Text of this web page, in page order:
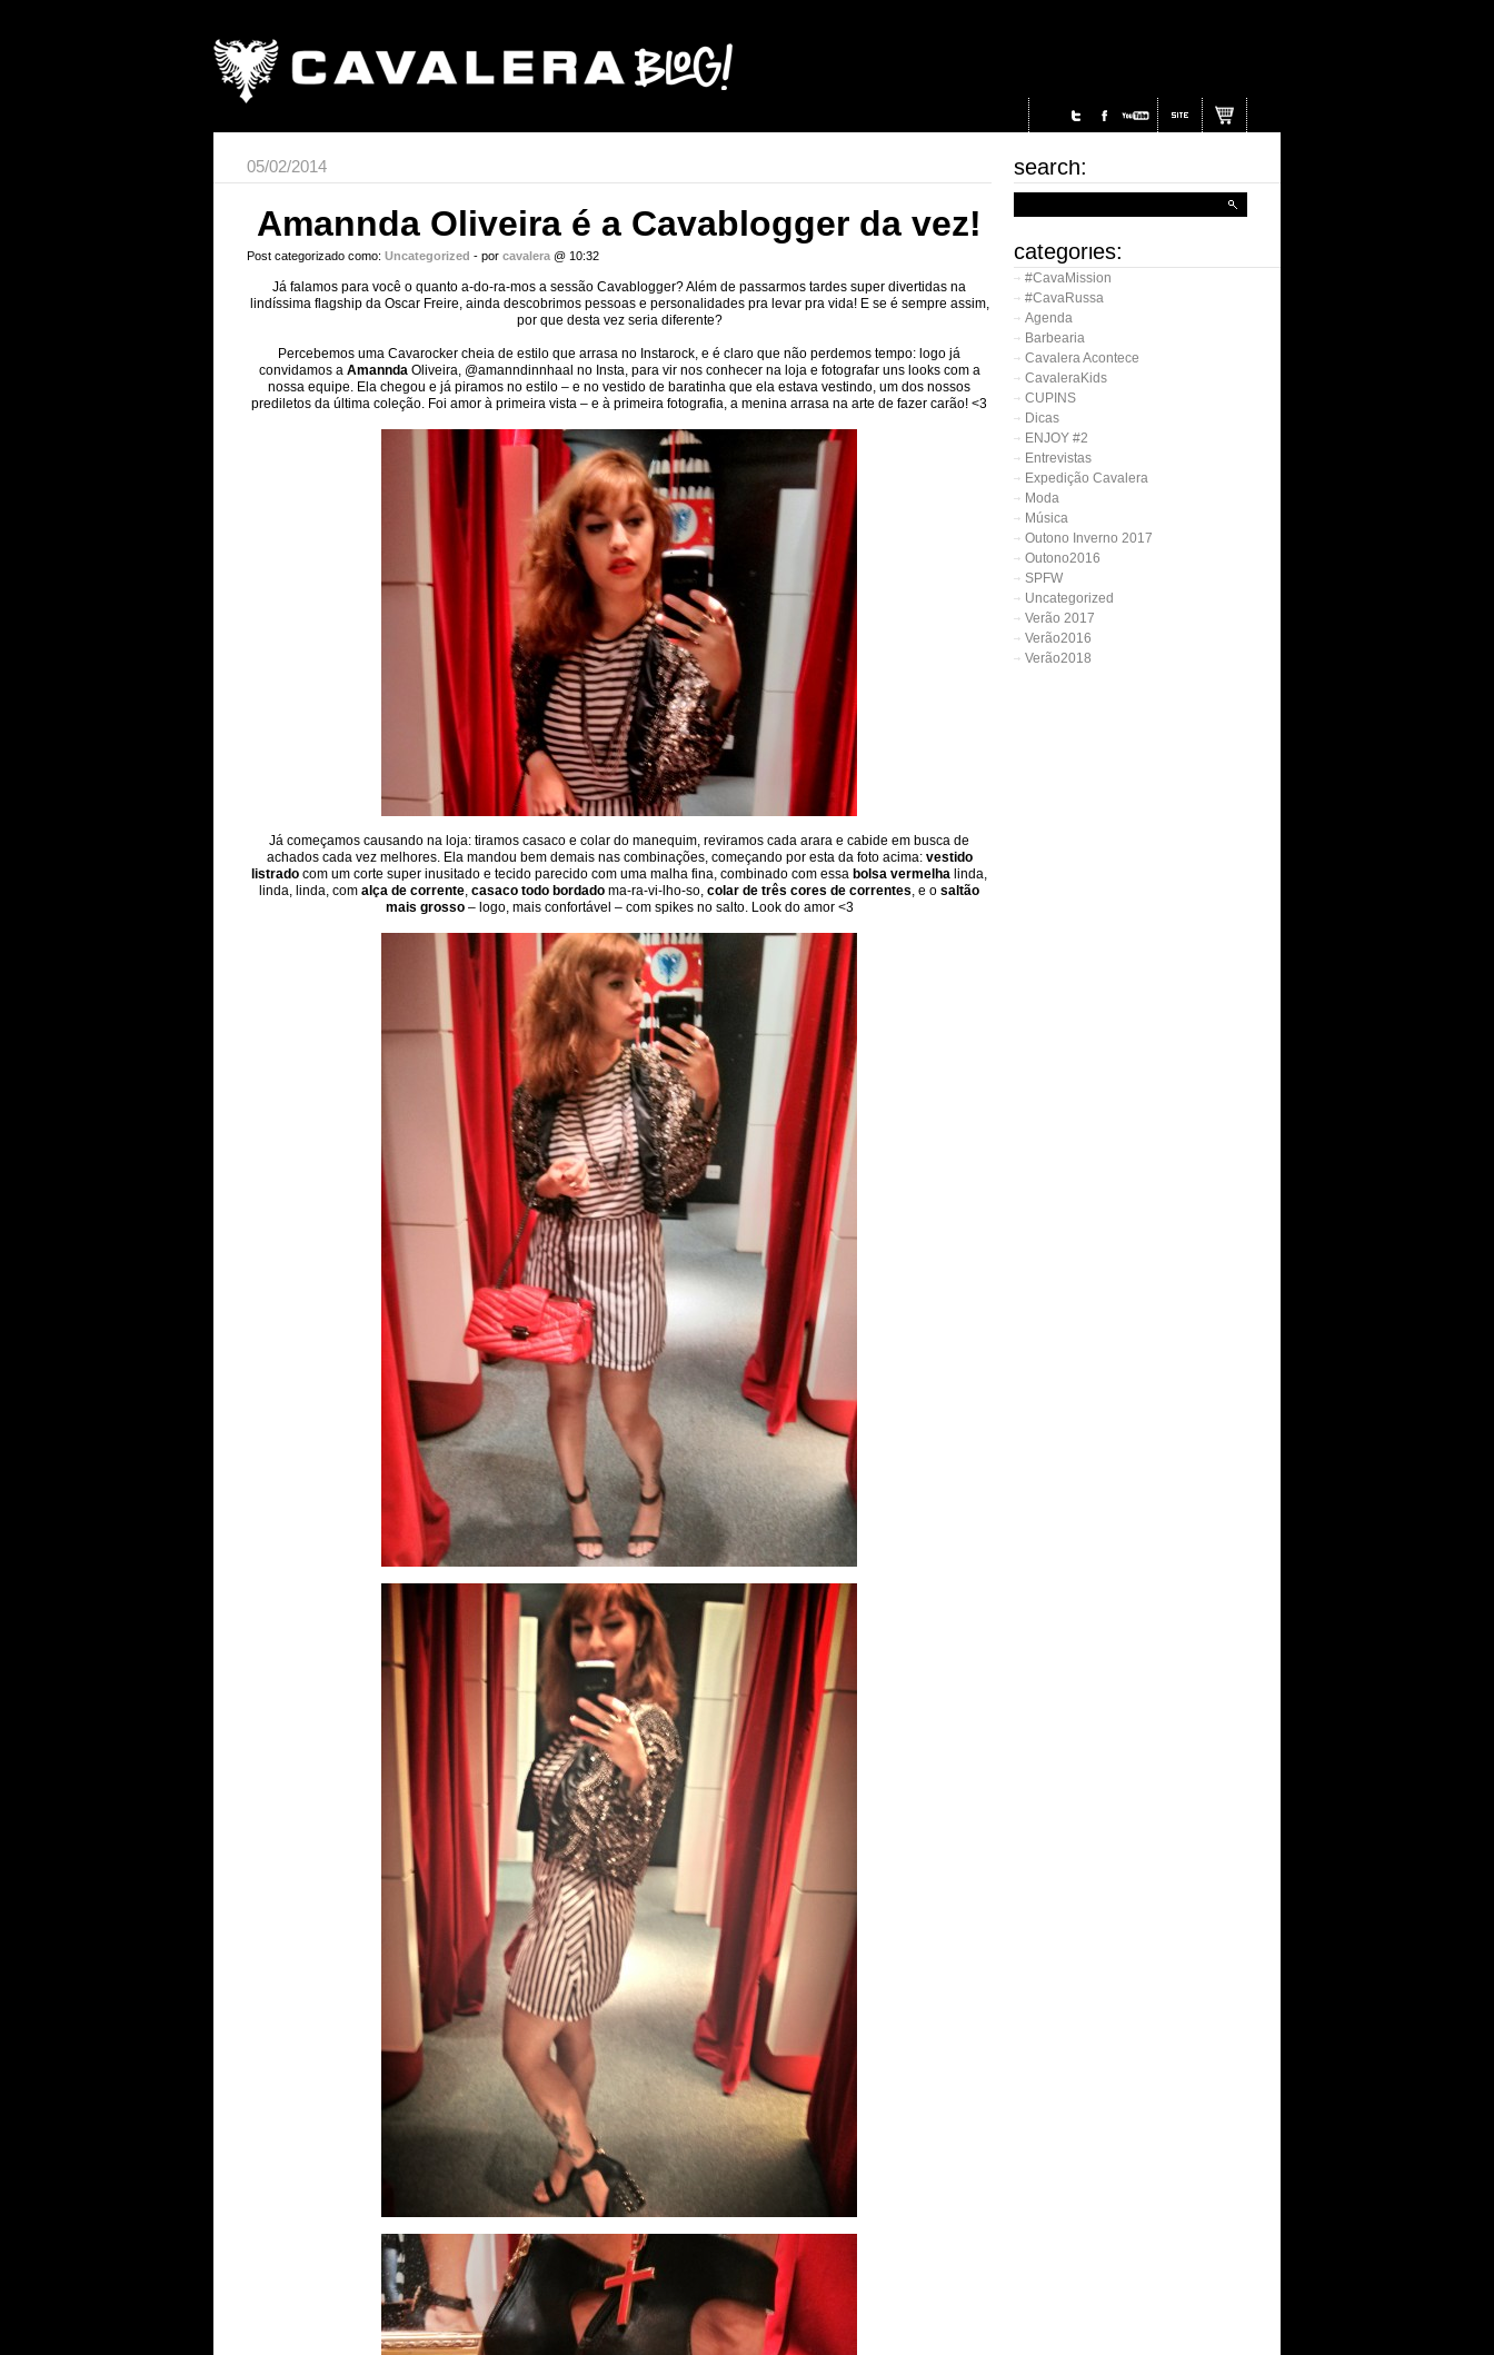
05/02/2014
Amannda Oliveira é a Cavablogger da vez!
Post categorizado como: Uncategorized - por cavalera @ 10:32
Já falamos para você o quanto a-do-ra-mos a sessão Cavablogger? Além de passarmos tardes super divertidas na
lindíssima flagship da Oscar Freire, ainda descobrimos pessoas e personalidades pra levar pra vida! E se é sempre assim,
por que desta vez seria diferente?
Percebemos uma Cavarocker cheia de estilo que arrasa no Instarock, e é claro que não perdemos tempo: logo já
convidamos a AmanndaOliveira, @amanndinnhaal no Insta, para vir nos conhecer na loja e fotografar uns looks com a
nossa equipe. Ela chegou e já piramos no estilo – e no vestido de baratinha que ela estava vestindo, um dos nossos
prediletos da última coleção. Foi amor à primeira vista – e à primeira fotografia, a menina arrasa na arte de fazer carão! <3
Já começamos causando na loja: tiramos casaco e colar do manequim, reviramos cada arara e cabide em busca de
achados cada vez melhores. Ela mandou bem demais nas combinações, começando por esta da foto acima: vestido
listrado com um corte super inusitado e tecido parecido com uma malha fina, combinado com essa bolsa vermelha linda,
linda, linda, com alça de corrente, casaco todo bordado ma-ra-vi-lho-so, colar de três cores de correntes, e o saltão
mais grosso– logo, mais confortável – com spikes no salto. Look do amor <3
search:
categories:
#CavaMission
#CavaRussa
Agenda
Barbearia
Cavalera Acontece
CavaleraKids
CUPINS
Dicas
ENJOY #2
Entrevistas
Expedição Cavalera
Moda
Música
Outono Inverno 2017
Outono2016
SPFW
Uncategorized
Verão 2017
Verão2016
Verão2018